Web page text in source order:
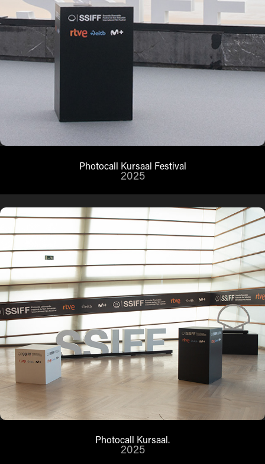
Photocall Kursaal Festival
2025
Photocall Kursaal.
2025